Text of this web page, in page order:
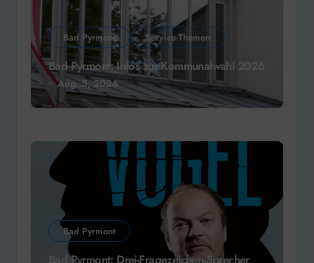
Bad Pyrmont Service-Themen
Bad Pyrmont: Infos zur Kommunalwahl 2026
Aug. 5, 2026
Bad Pyrmont